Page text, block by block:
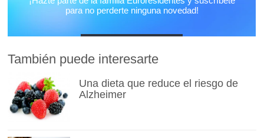
También puede interesarte
Una dieta que reduce el riesgo de
Alzheimer